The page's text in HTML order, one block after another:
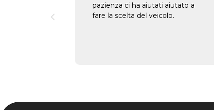
pazienza ci ha aiutati aiutato a
fare la scelta del veicolo.